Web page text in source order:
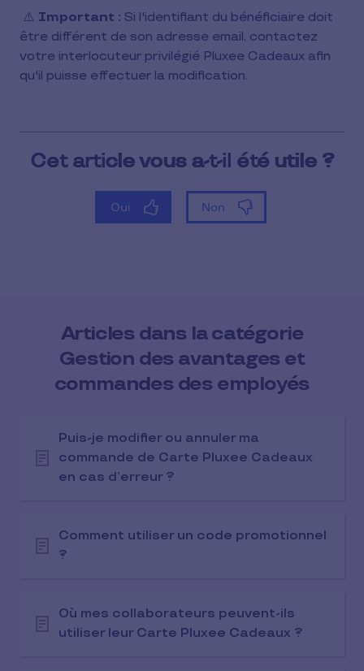
⚠️ Important : Si l'identifiant du bénéficiaire doit
être différent de son adresse email, contactez
votre interlocuteur privilégié Pluxee Cadeaux afin
qu'il puisse effectuer la modification.
Articles dans la catégorie
Gestion des avantages et
commandes des employés
Puis-je modifier ou annuler ma
commande de Carte Pluxee Cadeaux
en cas d’erreur ?
Comment utiliser un code promotionnel
?
Où mes collaborateurs peuvent-ils
utiliser leur Carte Pluxee Cadeaux ?